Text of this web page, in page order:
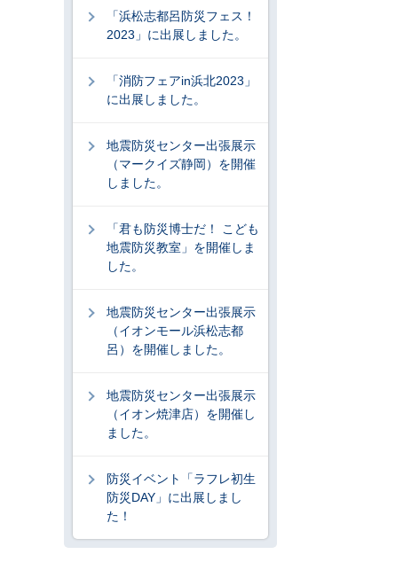
「浜松志都呂防災フェス！
2023」に出展しました。
「消防フェアin浜北2023」
に出展しました。
地震防災センター出張展示
（マークイズ静岡）を開催
しました。
「君も防災博士だ！ こども
地震防災教室」を開催しま
した。
地震防災センター出張展示
（イオンモール浜松志都
呂）を開催しました。
地震防災センター出張展示
（イオン焼津店）を開催し
ました。
防災イベント「ラフレ初生
防災DAY」に出展しまし
た！